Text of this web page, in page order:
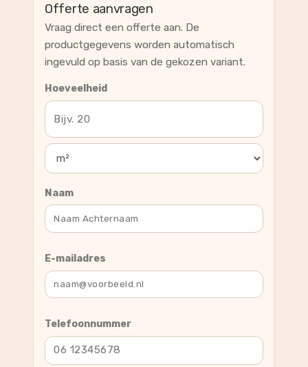
Offerte aanvragen
Vraag direct een offerte aan. De
productgegevens worden automatisch
ingevuld op basis van de gekozen variant.
Hoeveelheid
Naam
E-mailadres
Telefoonnummer